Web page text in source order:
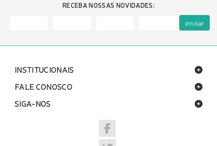
RECEBA NOSSAS NOVIDADES:
enviar
INSTITUCIONAIS
FALE CONOSCO
SIGA-NOS